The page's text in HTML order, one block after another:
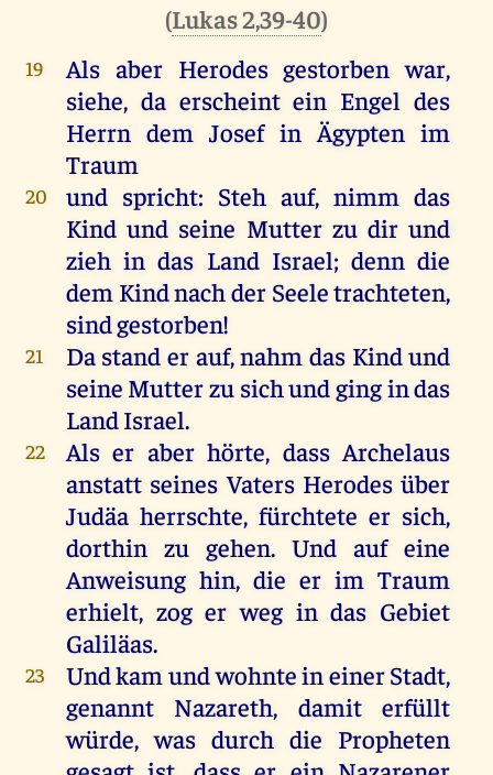
(Lukas 2,39-40)
19 Als aber Herodes gestorben war,
siehe, daerscheintein Engel des
Herrn dem Josefin Ägypten im
Traum
20 und spricht: Stehauf,nimm das
Kind und seine Mutter zu dir und
zieh in das Land Israel; denn die
dem Kindnachder Seeletrachteten,
sindgestorben!
21 Da stand er auf,nahm das Kindund
seine Mutterzu sichundgingindas
LandIsrael.
22 Als er aber hörte, dassArchelaus
anstatt seines Vaters Herodes über
Judäa herrschte, fürchtete er sich,
dorthin zu gehen.Und auf eine
Anweisung hin, die er im Traum
erhielt, zog er weg in das Gebiet
Galiläas.
23 Undkam undwohnteineinerStadt,
genannt
Nazareth, damit
erfüllt
würde,was durch die Propheten